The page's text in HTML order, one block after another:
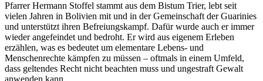
Pfarrer Hermann Stoffel stammt aus dem Bistum Trier, lebt seit
vielen Jahren in Bolivien mit und in der Gemeinschaft der Guarinies
und unterstützt ihren Befreiungskampf. Dafür wurde auch er immer
wieder angefeindet und bedroht. Er wird aus eigenem Erleben
erzählen, was es bedeutet um elementare Lebens- und
Menschenrechte kämpfen zu müssen – oftmals in einem Umfeld,
dass geltendes Recht nicht beachten muss und ungestraft Gewalt
anwenden kann.